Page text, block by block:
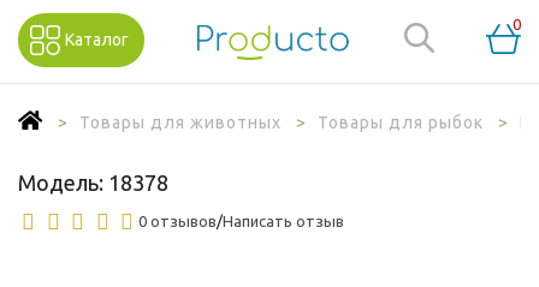
Каталог
0
Товары для животных Товары для рыбок
Модель: 18378
0 отзывов/Написать отзыв